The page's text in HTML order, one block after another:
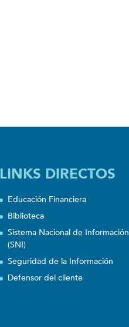
LINKS DIRECTOS
Educación Financiera
Biblioteca
Sistema Nacional de Información
(SNI)
Seguridad de la Información
Defensor del cliente